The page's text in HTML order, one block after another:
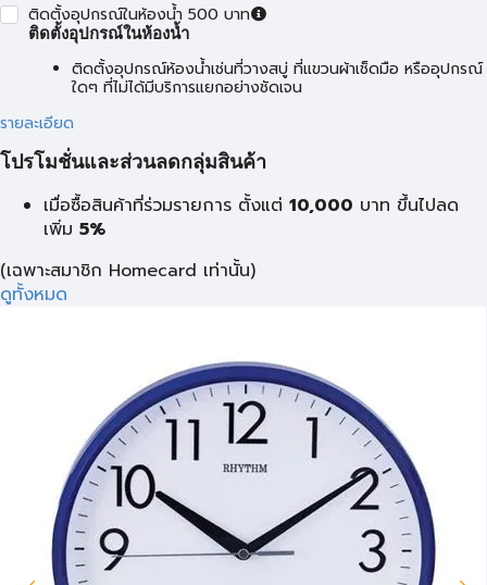
ติดตั้งอุปกรณ์ในห้องน้ำ 500 บาท
ติดตั้งอุปกรณ์ในห้องน้ำ
ติดตั้งอุปกรณ์ห้องน้ำเช่นที่วางสบู่ ที่แขวนผ้าเช็ดมือ หรืออุปกรณ์
ใดๆ ที่ไม่ได้มีบริการแยกอย่างชัดเจน
รายละเอียด
โปรโมชั่นและส่วนลดกลุ่มสินค้า
เมื่อซื้อสินค้าที่ร่วมรายการ ตั้งแต่ 10,000 บาท ขึ้นไปลด
เพิ่ม 5%
(เฉพาะสมาชิก Homecard เท่านั้น)
ดูทั้งหมด